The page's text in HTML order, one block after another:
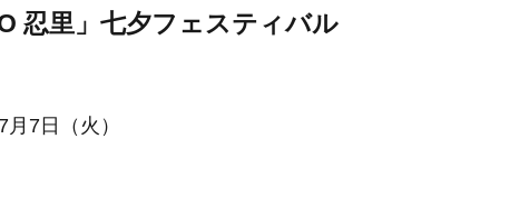
忍里」七夕フェスティバル
7日（火）